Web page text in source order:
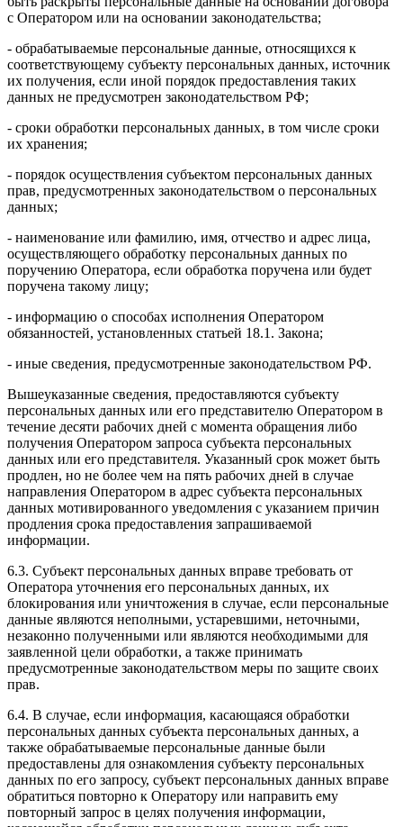
с Оператором или на основании законодательства;
- обрабатываемые персональные данные, относящихся к
соответствующему субъекту персональных данных, источник
их получения, если иной порядок предоставления таких
данных не предусмотрен законодательством РФ;
- сроки обработки персональных данных, в том числе сроки
их хранения;
- порядок осуществления субъектом персональных данных
прав, предусмотренных законодательством о персональных
данных;
- наименование или фамилию, имя, отчество и адрес лица,
осуществляющего обработку персональных данных по
поручению Оператора, если обработка поручена или будет
поручена такому лицу;
- информацию о способах исполнения Оператором
обязанностей, установленных статьей 18.1. Закона;
- иные сведения, предусмотренные законодательством РФ.
Вышеуказанные сведения, предоставляются субъекту
персональных данных или его представителю Оператором в
течение десяти рабочих дней с момента обращения либо
получения Оператором запроса субъекта персональных
данных или его представителя. Указанный срок может быть
продлен, но не более чем на пять рабочих дней в случае
направления Оператором в адрес субъекта персональных
данных мотивированного уведомления с указанием причин
продления срока предоставления запрашиваемой
информации.
6.3. Субъект персональных данных вправе требовать от
Оператора уточнения его персональных данных, их
блокирования или уничтожения в случае, если персональные
данные являются неполными, устаревшими, неточными,
незаконно полученными или являются необходимыми для
заявленной цели обработки, а также принимать
предусмотренные законодательством меры по защите своих
прав.
6.4. В случае, если информация, касающаяся обработки
персональных данных субъекта персональных данных, а
также обрабатываемые персональные данные были
предоставлены для ознакомления субъекту персональных
данных по его запросу, субъект персональных данных вправе
обратиться повторно к Оператору или направить ему
повторный запрос в целях получения информации,